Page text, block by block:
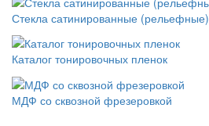
Стекла сатинированные (рельефные)
Каталог тонировочных пленок
МДФ со сквозной фрезеровкой